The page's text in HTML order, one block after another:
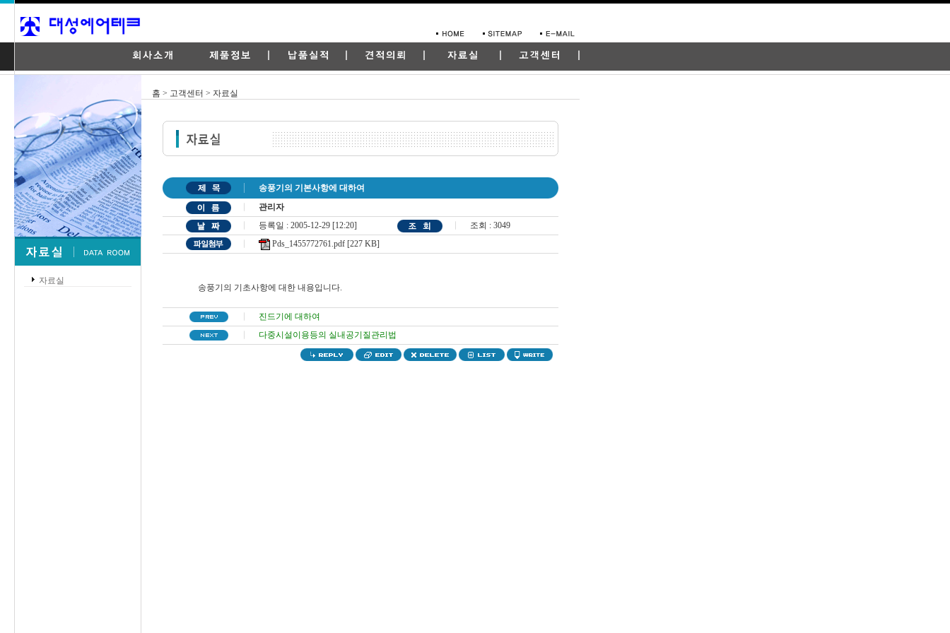
자료실
홈 > 고객센터 > 자료실
송풍기의 기본사항에 대하여
관리자
등록일 : 2005-12-29 [12:20]
조회 : 3049
Pds_1455772761.pdf [227 KB]
송풍기의 기초사항에 대한 내용입니다.
진드기에 대하여
다중시설이용등의 실내공기질관리법